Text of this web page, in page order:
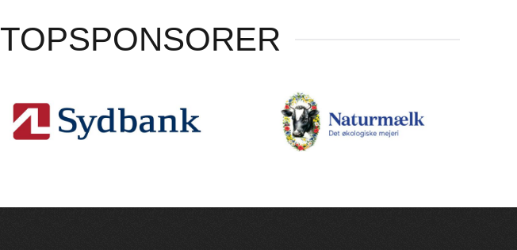
TOPSPONSORER